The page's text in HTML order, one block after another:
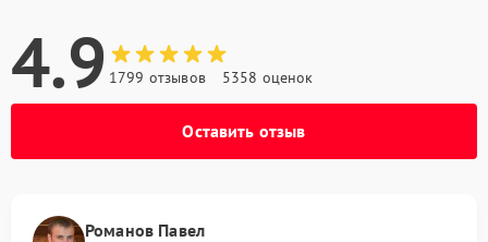
4.9 1799 отзывов 5358 оценок
Оставить отзыв
Романов Павел